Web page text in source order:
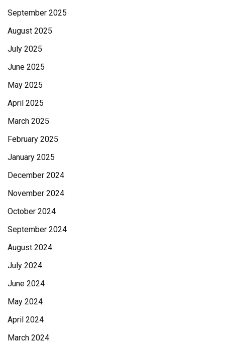
September 2025
August 2025
July 2025
June 2025
May 2025
April 2025
March 2025
February 2025
January 2025
December 2024
November 2024
October 2024
September 2024
August 2024
July 2024
June 2024
May 2024
April 2024
March 2024